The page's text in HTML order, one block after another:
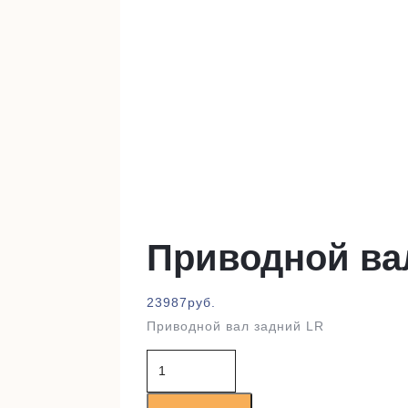
Приводной
23987руб.
Приводной вал задний LR
товара
Приводной